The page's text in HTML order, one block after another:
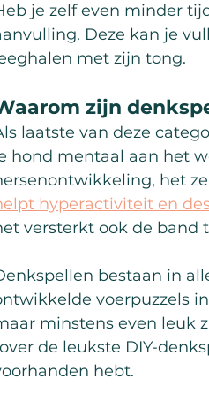
je zelf even minder
Deze kan je
met zijn tong.
zijn
laatste van deze
hond mentaal aan het
het
hyperactiviteit en
versterkt ook de band
bestaan in
voerpuzzels
minstens even leuk
de leukste DIY-
hebt.